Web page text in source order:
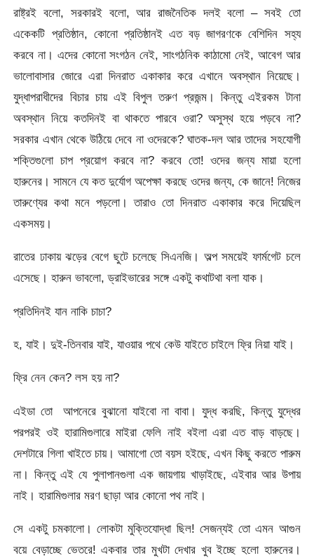
রাষ্ট্রই বলো, সরকারই বলো, আর রাজনৈতিক দলই বলো – সবই তো
একেকটি প্রতিষ্ঠান, কোনো প্রতিষ্ঠানই এত বড় জাগরণকে বেশিদিন সহ্য
করবে না। এদের কোনো সংগঠন নেই, সাংগঠনিক কাঠামো নেই, আবেগ আর
ভালোবাসার জোরে এরা দিনরাত একাকার করে এখানে অবস্থান নিয়েছে।
যুদ্ধাপরাধীদের বিচার চায় এই বিপুল তরুণ প্রজন্ম। কিন্তু এইরকম টানা
অবস্থান নিয়ে কতদিনই বা থাকতে পারবে ওরা? অসুস্থ হয়ে পড়বে না?
সরকার এখান থেকে উঠিয়ে দেবে না ওদেরকে? ঘাতক-দল আর তাদের সহযোগী
শক্তিগুলো চাপ প্রয়োগ করবে না? করবে তো! ওদের জন্য মায়া হলো
হারুনের। সামনে যে কত দুর্যোগ অপেক্ষা করছে ওদের জন্য, কে জানে! নিজের
তারুণ্যের কথা মনে পড়লো। তারাও তো দিনরাত একাকার করে দিয়েছিল
একসময়।
রাতের ঢাকায় ঝড়ের বেগে ছুটে চলেছে সিএনজি। অল্প সময়েই ফার্মগেট চলে
এসেছে। হারুন ভাবলো, ড্রাইভারের সঙ্গে একটু কথাটথা বলা যাক।
প্রতিদিনই যান নাকি চাচা?
হ, যাই। দুই-তিনবার যাই, যাওয়ার পথে কেউ যাইতে চাইলে ফ্রি নিয়া যাই।
ফ্রি নেন কেন? লস হয় না?
এইডা তো আপনেরে বুঝানো যাইবো না বাবা। যুদ্ধ করছি, কিন্তু যুদ্ধের
পরপরই ওই হারামিগুলারে মাইরা ফেলি নাই বইলা এরা এত বাড় বাড়ছে।
দেশটারে গিলা খাইতে চায়। আমাগো তো বয়স হইছে, এখন কিছু করতে পারুম
না। কিন্তু এই যে পুলাপানগুলা এক জায়গায় খাড়াইছে, এইবার আর উপায়
নাই। হারামিগুলার মরণ ছাড়া আর কোনো পথ নাই।
সে একটু চমকালো। লোকটা মুক্তিযোদ্ধা ছিল! সেজন্যই তো এমন আগুন
বয়ে বেড়াচ্ছে ভেতরে! একবার তার মুখটা দেখার খুব ইচ্ছে হলো হারুনের।